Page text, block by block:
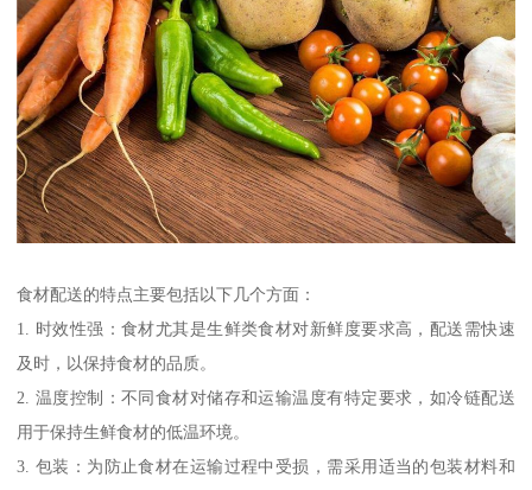
食材配送的特点主要包括以下几个方面：
1. 时效性强：食材尤其是生鲜类食材对新鲜度要求高，配送需快速
及时，以保持食材的品质。
2. 温度控制：不同食材对储存和运输温度有特定要求，如冷链配送
用于保持生鲜食材的低温环境。
3. 包装：为防止食材在运输过程中受损，需采用适当的包装材料和